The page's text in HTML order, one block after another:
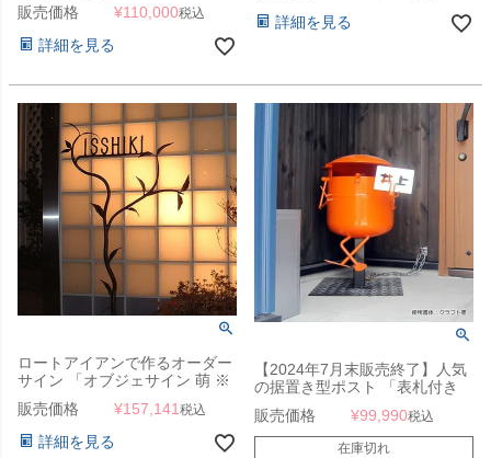
販売価格
¥110,000税込
詳細を見る
詳細を見る
ロートアイアンで作るオーダー
サイン 「オブジェサイン 萌 ※
要見積」
販売価格 ¥157,141 税込
詳細を見る
【2024年7月末販売終了】人気
の据置き型ポスト 「表札付き
ボンポス （BOMPOS） ＃1」
販売価格 ¥99,990税込
在庫切れ